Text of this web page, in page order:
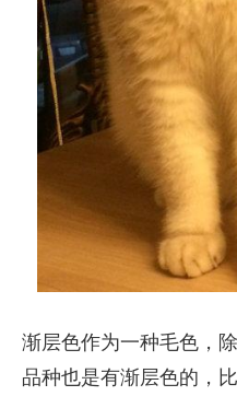
渐层色作为一种毛色，
品种也是有渐层色的，